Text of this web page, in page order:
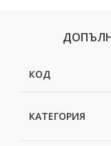
КОД
КАТЕГОРИЯ